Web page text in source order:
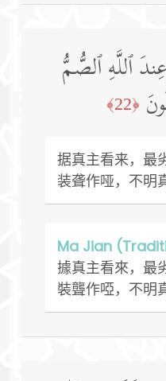
ٱللَّهِ ٱلصُّمُّ
﴿22﴾
据真主看来，最
装聋作哑，不明
Ma Jian
據真主看來，最
裝聾作啞，不明